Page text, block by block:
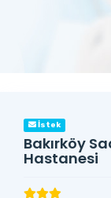
İstek
Bakırköy
Hastanesi